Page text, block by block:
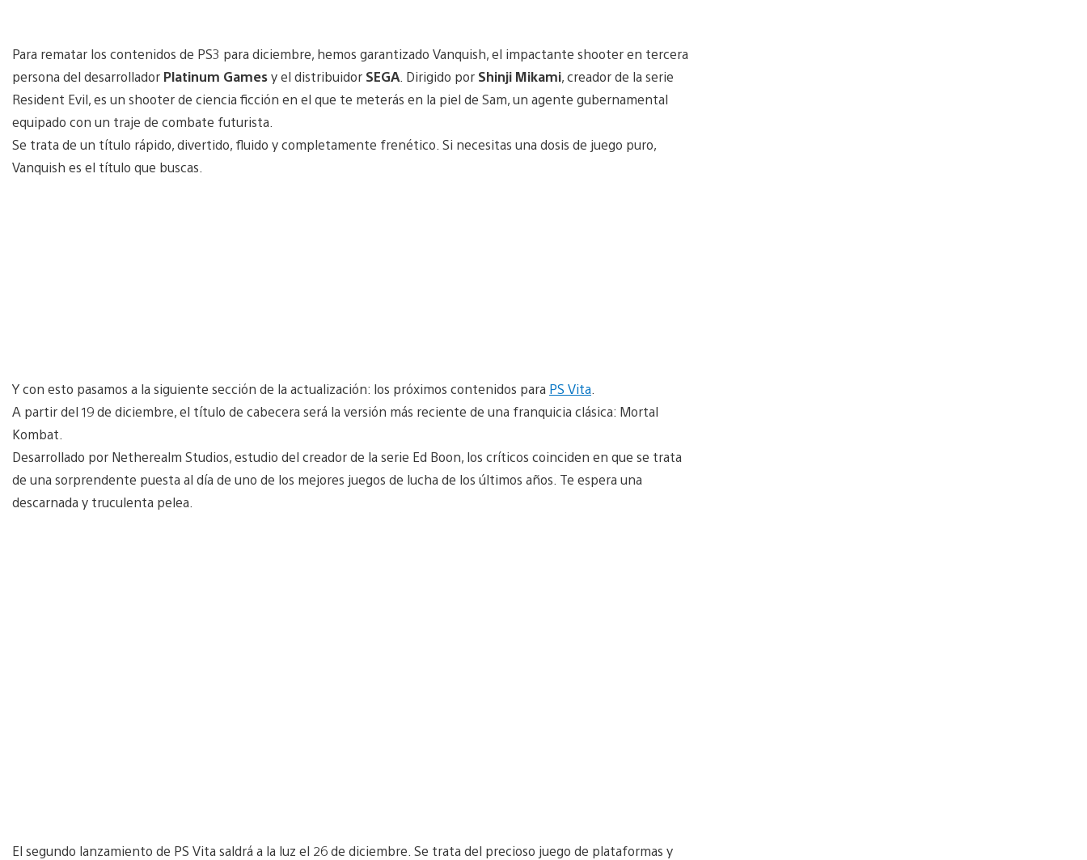
Para rematar los contenidos de PS3 para diciembre, hemos garantizado Vanquish, el impactante shooter en tercera
persona del desarrollador Platinum Gamesy el distribuidor SEGA . Dirigido por Shinji Mikami, creador de la serie
Resident Evil, es un shooter de ciencia ficción en el que te meterás en la piel de Sam, un agente gubernamental
equipado con un traje de combate futurista.
Se trata de un título rápido, divertido, fluido y completamente frenético. Si necesitas una dosis de juego puro,
Vanquish es el título que buscas.
Y con esto pasamos a la siguiente sección de la actualización: los próximos contenidos para PS Vita
A partir del 19 de diciembre, el título de cabecera será la versión más reciente de una franquicia clásica: Mortal
Kombat.
Desarrollado por Netherealm Studios, estudio del creador de la serie Ed Boon, los críticos coinciden en que se trata
de una sorprendente puesta al día de uno de los mejores juegos de lucha de los últimos años. Te espera una
descarnada y truculenta pelea.
El segundo lanzamiento de PS Vita saldrá a la luz el 26 de diciembre. Se trata del precioso juego de plataformas y